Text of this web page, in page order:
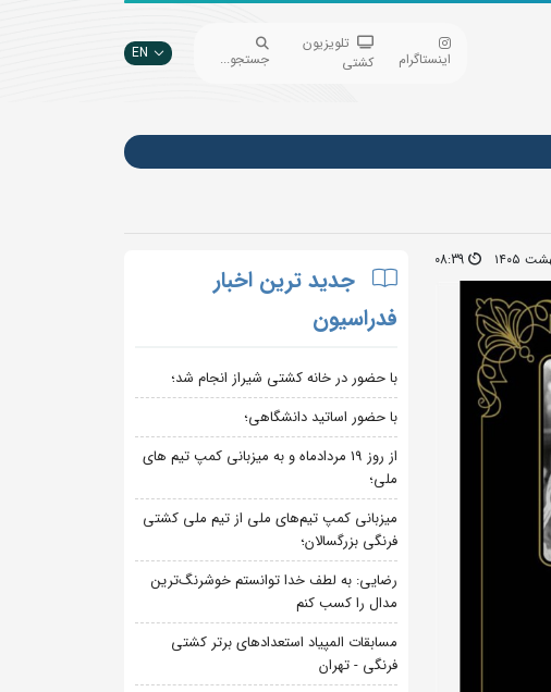
اینستاگرام
تلویزیون
کشتی
جستجو... EN
08:39
جدید ترین اخبار
فدراسیون
با حضور در خانه کشتی شیراز انجام شد؛
با حضور اساتید دانشگاهی؛
از روز 19 مردادماه و به میزبانی کمپ تیم های
ملی؛
میزبانی کمپ تیم‌های ملی از تیم ملی کشتی
فرنگی بزرگسالان؛
رضایی: به لطف خدا توانستم خوشرنگ‌ترین
مدال را کسب کنم
مسابقات المپیاد استعدادهای برتر کشتی
فرنگی - تهران